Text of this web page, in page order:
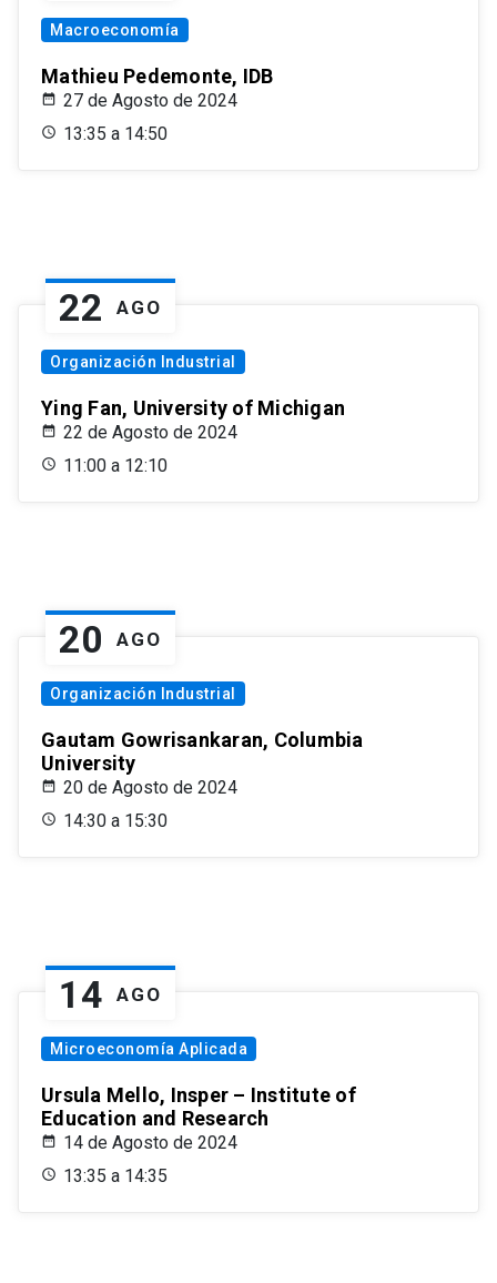
Macroeconomía
Mathieu Pedemonte, IDB
27 de Agosto de 2024
13:35 a 14:50
22 AGO
Organización Industrial
Ying Fan, University of Michigan
22 de Agosto de 2024
11:00 a 12:10
20 AGO
Organización Industrial
Gautam Gowrisankaran, Columbia
University
20 de Agosto de 2024
14:30 a 15:30
14 AGO
Microeconomía Aplicada
Ursula Mello, Insper – Institute of
Education and Research
14 de Agosto de 2024
13:35 a 14:35